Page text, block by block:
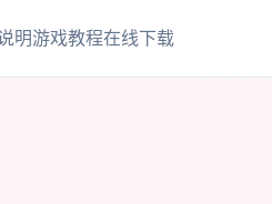
明游戏教程在线下载